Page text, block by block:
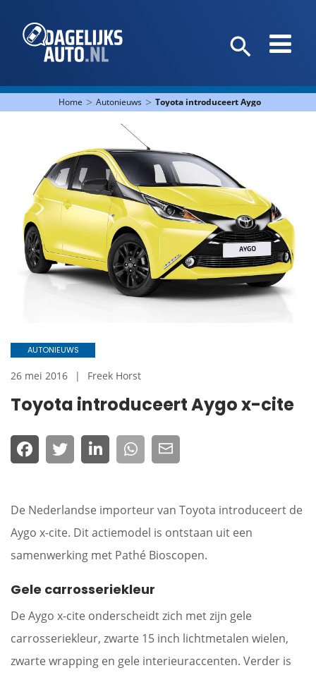
Home > Autonieuws > Toyota introduceert Aygo x-cite
Toyota introduceert Aygo x-cite
AUTONIEUWS
26 mei 2016 Freek Horst
De Nederlandse importeur van Toyota introduceert de
Aygo x-cite. Dit actiemodel is ontstaan uit een
samenwerking met Pathé Bioscopen.
Gele carrosseriekleur
De Aygo x-cite onderscheidt zich met zijn gele
carrosseriekleur, zwarte 15 inch lichtmetalen wielen,
zwarte wrapping en gele interieuraccenten. Verder is